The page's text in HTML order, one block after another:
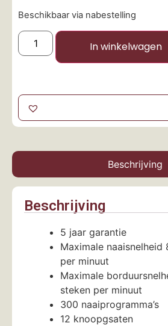
Beschikbaar via nabestelling
In winkelwagen
Beschrijving
Beschrijving
5 jaar garantie
Maximale naaisnelheid
per minuut
Maximale
steken per minuut
300 naaiprogramma’s
12 knoopgsaten